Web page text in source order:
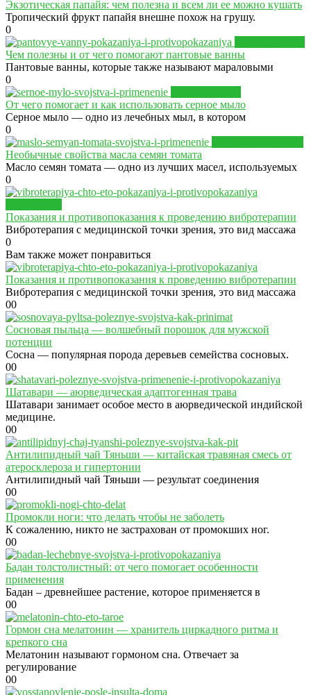
Экзотическая папайя: чем полезна и всем ли ее можно кушать
Тропический фрукт папайя внешне похож на грушу.
0
Чем полезны и от чего помогают пантовые ванны
Пантовые ванны, которые также называют мараловыми
0
От чего помогает и как использовать серное мыло
Серное мыло — одно из лечебных мыл, в котором
0
Необычные свойства масла семян томата
Масло семян томата — одно из лучших масел, используемых
0
Показания и противопоказания к проведению вибротерапии
Вибротерапия с медицинской точки зрения, это вид массажа
0
Вам также может понравиться
Показания и противопоказания к проведению вибротерапии
Вибротерапия с медицинской точки зрения, это вид массажа
00
Сосновая пыльца — волшебный порошок для мужской
потенции
Сосна — популярная порода деревьев семейства сосновых.
00
Шатавари — аюрведическая адаптогенная трава
Шатавари занимает особое место в аюрведической индийской
медицине.
00
Антилипидный чай Тяньши — китайская травяная смесь от
атеросклероза и гипертонии
Антилипидный чай Тяньши — результат соединения
00
Промокли ноги: что делать чтобы не заболеть
К сожалению, никто не застрахован от промокших ног.
00
Бадан толстолистный: от чего помогает особенности
применения
Бадан – древнейшее растение, которое применяется в
00
Гормон сна мелатонин — хранитель циркадного ритма и
крепкого сна
Мелатонин называют гормоном сна. Отвечает за
регулирование
00